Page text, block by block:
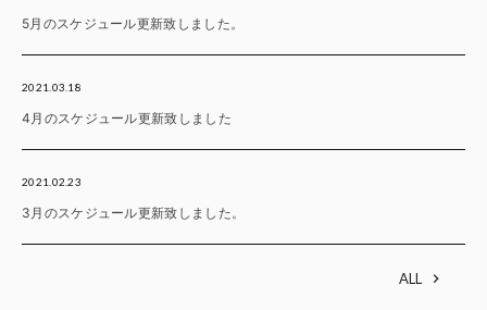
5月のスケジュール更新致しました。
2021.03.18
4月のスケジュール更新致しました
2021.02.23
3月のスケジュール更新致しました。
ALL